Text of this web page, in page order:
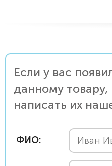
Если у вас
данному
написать их
ФИО: